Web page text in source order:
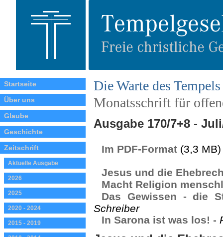
Startseite
Über uns
Glaube
Geschichte
Zeitschrift
Aktuelle Ausgabe
2026
2025
2020 - 2024
2015 - 2019
Die Warte des Tempels
Monatsschrift für
Ausgabe 170/7+8 -
Im PDF-Format (3,3 MB)
Jesus und die
Macht Religion
Das Gewissen - die
Schreiber
In Sarona ist was los! -